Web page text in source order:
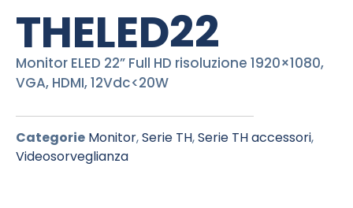
THELED22
Monitor ELED 22” Full HD risoluzione 1920×1080,
VGA, HDMI, 12Vdc<20W
Categorie Monitor,Serie TH,Serie TH accessori,
Videosorveglianza